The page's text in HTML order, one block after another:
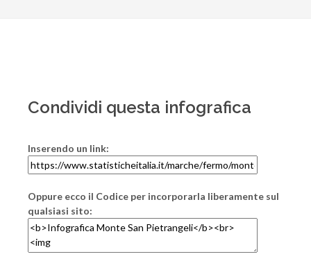
Condividi questa infografica
Inserendo un link:
Oppure ecco il Codice per incorporarla liberamente sul
qualsiasi sito: